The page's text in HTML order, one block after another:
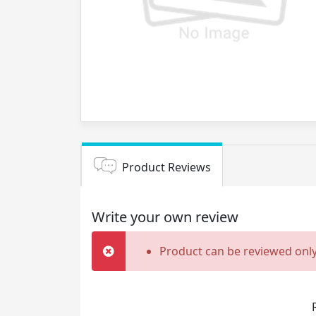
Product Reviews
Write your own review
Product can be reviewed